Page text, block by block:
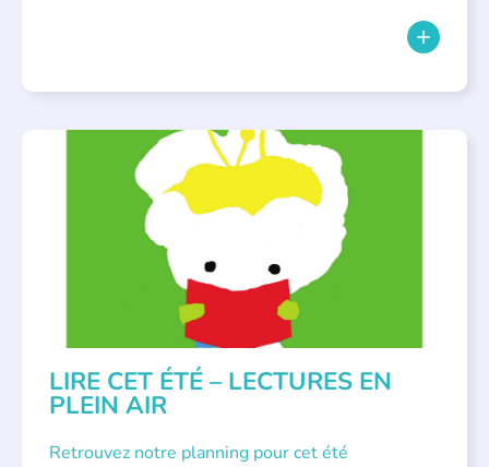
BIBLIOTHÈQUES ÉVÉNEMENTS , LECTURE INDIVIDUALISÉE
LITTÉRATURE JEUNESSE
LIRE CET ÉTÉ – LECTURES EN
PLEIN AIR
Retrouvez notre planning pour cet été